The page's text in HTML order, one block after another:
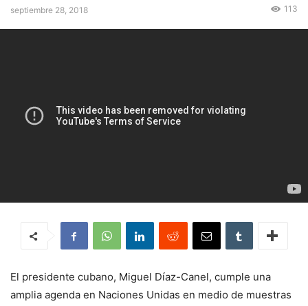
septiembre 28, 2018 113
El presidente cubano, Miguel Díaz-Canel, cumple una
amplia agenda en Naciones Unidas en medio de muestras